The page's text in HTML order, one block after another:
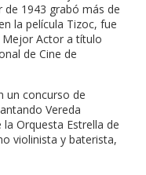
1943 grabó más de
la película Tizoc, fue
Mejor Actor a título
de Cine de
un concurso de
Vereda
Orquesta Estrella de
violinista y baterista,